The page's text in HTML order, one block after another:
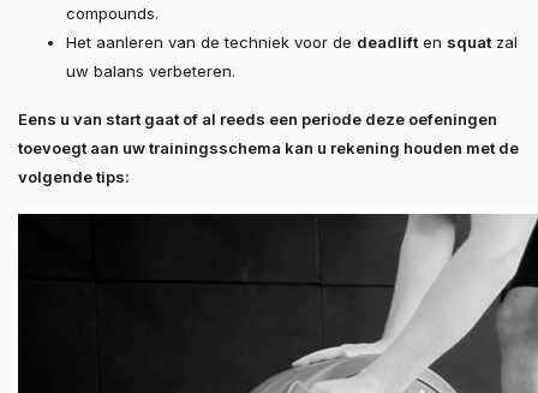
compounds.
Het aanleren van de techniek voor de deadlift en squat zal
uw balans verbeteren.
Eens u van start gaat of al reeds een periode deze oefeningen
toevoegt aan uw trainingsschema kan u rekening houden met de
volgende tips: